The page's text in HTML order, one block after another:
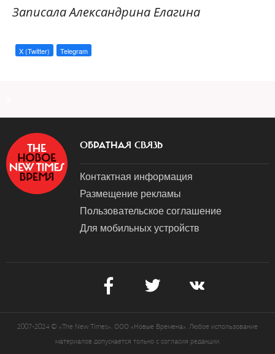
Записала Александрина Елагина
X (Twitter) Telegram
ОБРАТНАЯ СВЯЗЬ
Контактная информация
Размещение рекламы
Пользовательское соглашение
Для мобильных устройств
2007-2024 © «The New Times». ООО «Новые Времена». Любое использование
материалов допускается только с согласия редакции.